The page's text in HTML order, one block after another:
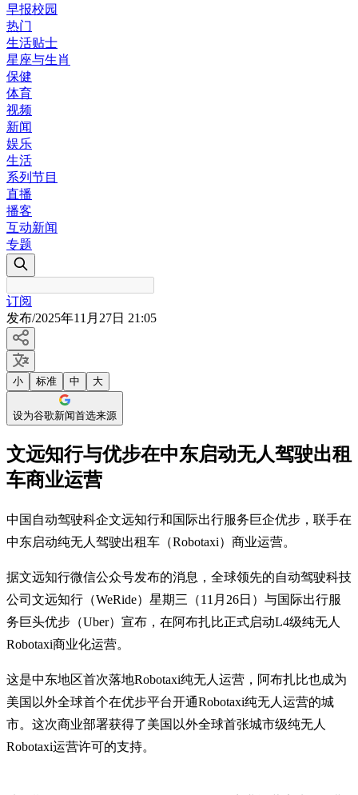
早报校园
热门
生活贴士
星座与生肖
保健
体育
视频
新闻
娱乐
生活
系列节目
直播
播客
互动新闻
专题
订阅
发布/2025年11月27日 21:05
小 标准 中 大
设为谷歌新闻首选来源
文远知行与优步在中东启动无人驾驶出租
车商业运营
中国自动驾驶科企文远知行和国际出行服务巨企优步，联手在
中东启动纯无人驾驶出租车（Robotaxi）商业运营。
据文远知行微信公众号发布的消息，全球领先的自动驾驶科技
公司文远知行（WeRide）星期三（11月26日）与国际出行服
务巨头优步（Uber）宣布，在阿布扎比正式启动L4级纯无人
Robotaxi商业化运营。
这是中东地区首次落地Robotaxi纯无人运营，阿布扎比也成为
美国以外全球首个在优步平台开通Robotaxi纯无人运营的城
市。这次商业部署获得了美国以外全球首张城市级纯无人
Robotaxi运营许可的支持。